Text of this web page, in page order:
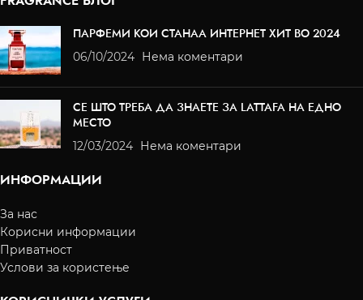
ПАРФЕМИ КОИ СТАНАА ИНТЕРНЕТ ХИТ ВО 2024
06/10/2024 Нема коментари
СЕ ШТО ТРЕБА ДА ЗНАЕТЕ ЗА LATTAFA НА ЕДНО
МЕСТО
12/03/2024 Нема коментари
ИНФОРМАЦИИ
За нас
Корисни информации
Приватност
Услови за користење